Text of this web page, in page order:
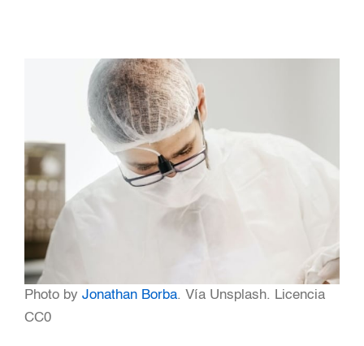
Photo by Jonathan Borba. Vía Unsplash. Licencia
CC0